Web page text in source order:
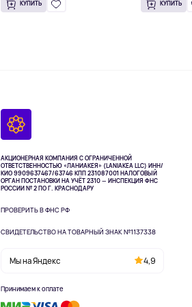
КУПИТЬ КУПИТЬ
АКЦИОНЕРНАЯ КОМПАНИЯ С ОГРАНИЧЕННОЙ
ОТВЕТСТВЕННОСТЬЮ «ЛАНИАКЕЯ» (LANIAKEA LLC) ИНН/
КИО 9909637467/63746 КПП 231087001НАЛОГОВЫЙ
ОРГАН ПОСТАНОВКИ НА УЧЁТ 2310 — ИНСПЕКЦИЯ ФНС
РОССИИ № 2 ПО Г. КРАСНОДАРУ
ПРОВЕРИТЬ В ФНС РФ
СВИДЕТЕЛЬСТВО НА ТОВАРНЫЙ ЗНАК №1137338
Мы на Яндекс 4,9
Принимаем к оплате